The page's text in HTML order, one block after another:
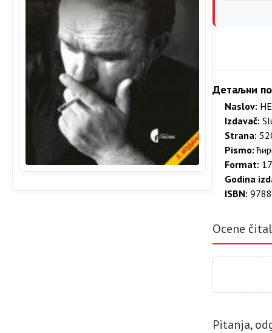
Детаљни
Naslov:
Izdavač:
Strana:
Pismo:
Format:
Godina
ISBN:
Ocene
Pitanja,